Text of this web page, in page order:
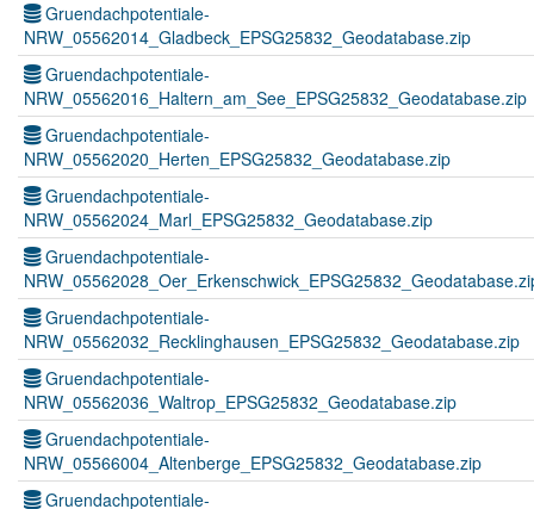
Gruendachpotentiale-
NRW_05562014_Gladbeck_EPSG25832_Geodatabase.zip
Gruendachpotentiale-
NRW_05562016_Haltern_am_See_EPSG25832_Geodatabase.zip
Gruendachpotentiale-
NRW_05562020_Herten_EPSG25832_Geodatabase.zip
Gruendachpotentiale-
NRW_05562024_Marl_EPSG25832_Geodatabase.zip
Gruendachpotentiale-
Gruendachpotentiale-
NRW_05562032_Recklinghausen_EPSG25832_Geodatabase.zip
Gruendachpotentiale-
NRW_05562036_Waltrop_EPSG25832_Geodatabase.zip
Gruendachpotentiale-
NRW_05566004_Altenberge_EPSG25832_Geodatabase.zip
Gruendachpotentiale-